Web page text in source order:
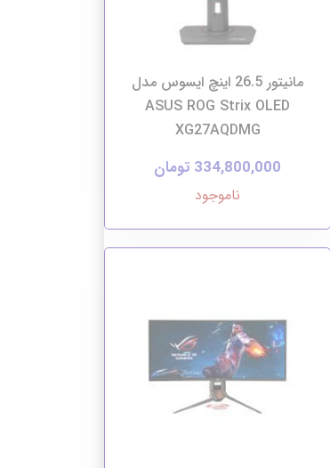
مانیتور 26.5 اینچ ایسوس مدل
ASUS ROG Strix OLED
XG27AQDMG
334,800,000 تومان
ناموجود